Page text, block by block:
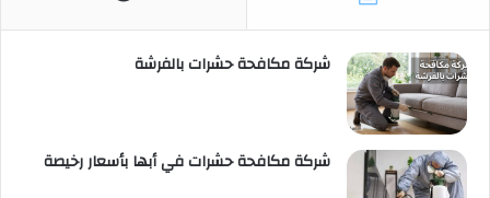
شركة مكافحة حشرات بالفرشة
شركة مكافحة حشرات في أبها بأسعار رخيصة